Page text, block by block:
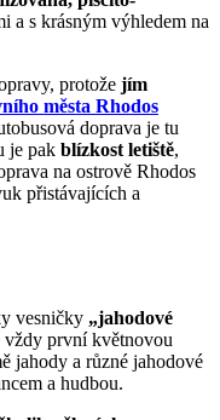
a s krásným výhledem na
protože jím
města Rhodos
doprava je tu
je pak blízkost letiště,
na ostrově Rhodos
přistávajících a
vesničky „jahodové
vždy první květnovou
jahody a různé jahodové
a hudbou.